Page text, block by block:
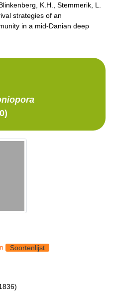
K.H., Stemmerik, L.
strategies of an
in a mid-Danian deep
Soortenlijst